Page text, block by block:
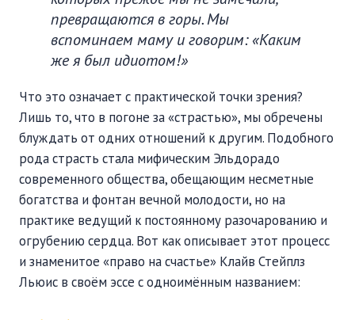
превращаются в горы. Мы
вспоминаем маму и говорим: «Каким
же я был идиотом!»
Что это означает с практической точки зрения?
Лишь то, что в погоне за «страстью», мы обречены
блуждать от одних отношений к другим. Подобного
рода страсть стала мифическим Эльдорадо
современного общества, обещающим несметные
богатства и фонтан вечной молодости, но на
практике ведущий к постоянному разочарованию и
огрубению сердца. Вот как описывает этот процесс
и знаменитое «право на счастье» Клайв Стейплз
Льюис в своём эссе с одноимённым названием: